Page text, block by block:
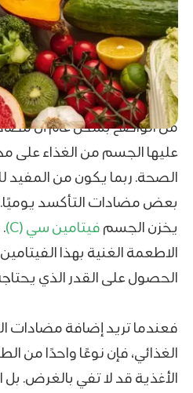
من الواضح بشكل عام أن
عليها الجسم من الغذاء على
الصحة. ربما يكون من
بعض مضادات التأكسد يوميًا.
يخزن الجسم فيتامين سي (C)
الاطعمة الغنية بهذا
الحصول على القدر الذي
فعندما تريد إضافة مضادات
الغذائي، فإن نوعًا واحدًا من
الأغذية قد لا تفي بالغرض. بل